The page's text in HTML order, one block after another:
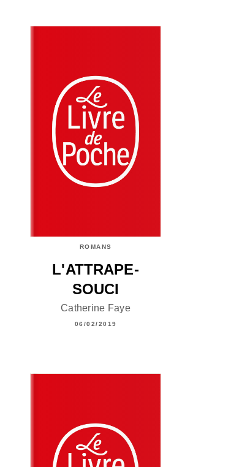
ROMANS
L'ATTRAPE-
SOUCI
Catherine Faye
06/02/2019